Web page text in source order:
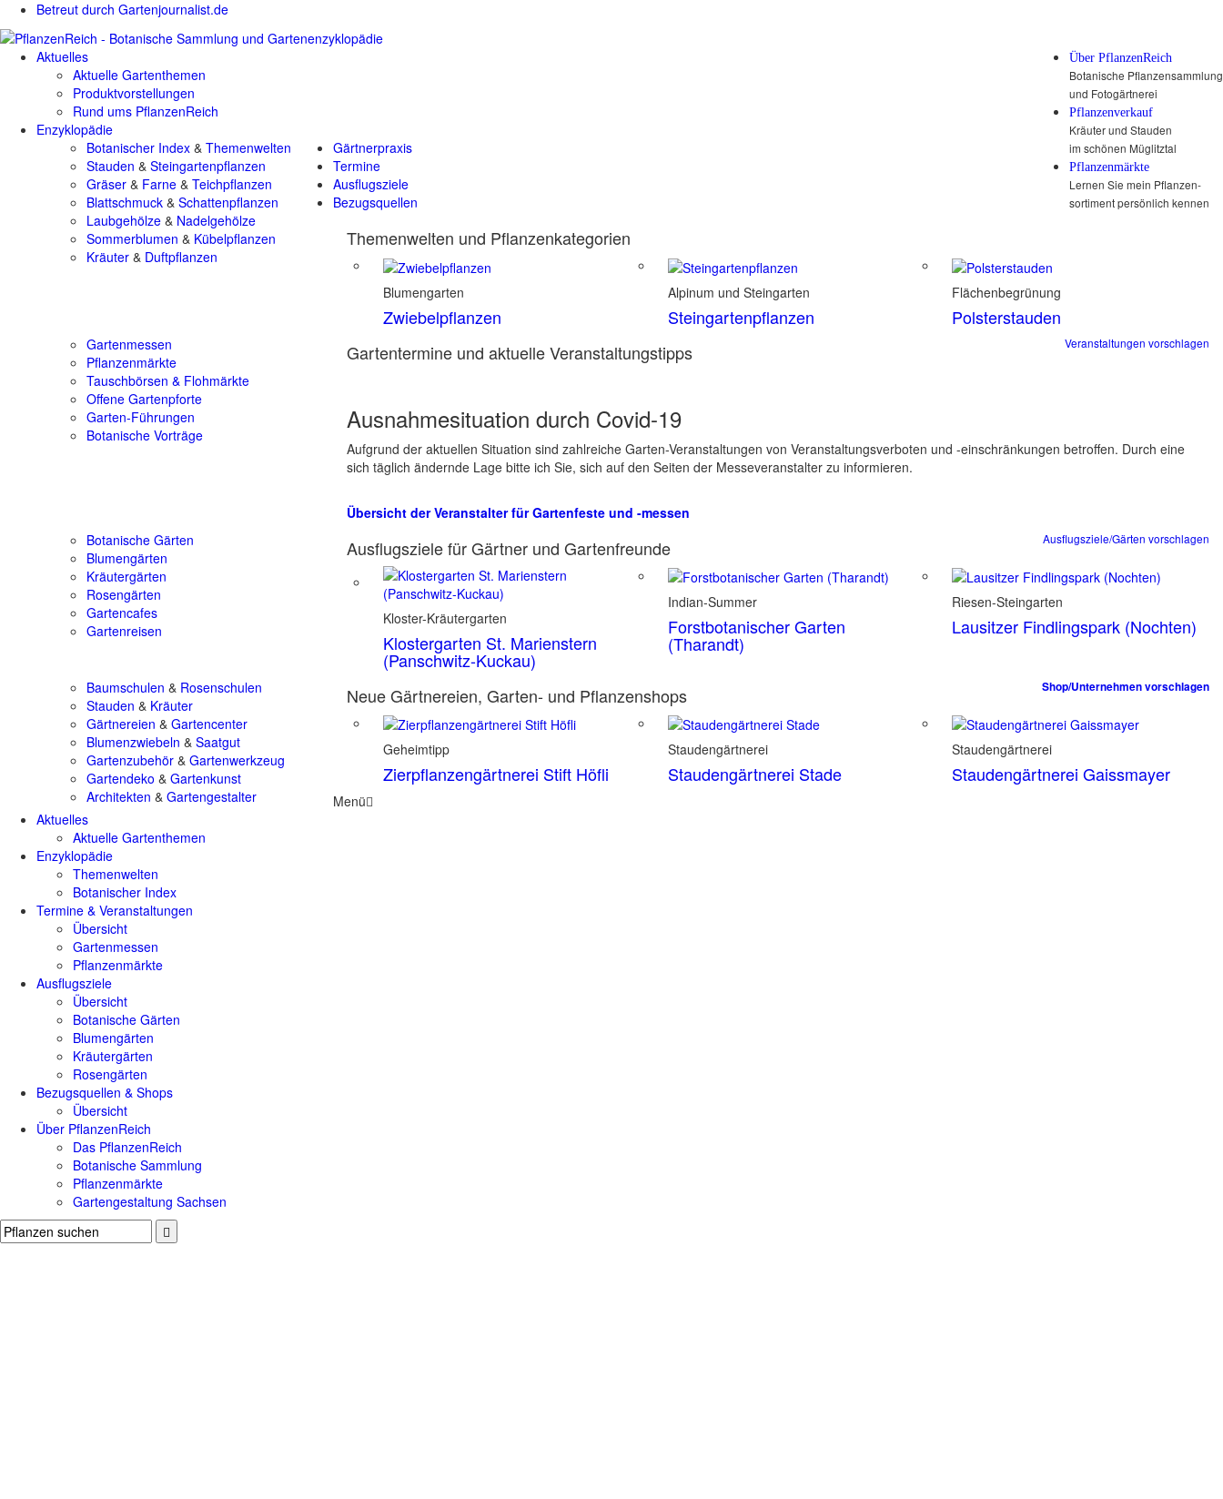
Betreut durch Gartenjournalist.de
Über PflanzenReich
Botanische Pflanzensammlung
und Fotogärtnerei
Pflanzenverkauf
Kräuter und Stauden
im schönen Müglitztal
Pflanzenmärkte
Lernen Sie mein Pflanzen-
sortiment persönlich kennen
Aktuelles
Aktuelle Gartenthemen
Produktvorstellungen
Rund ums PflanzenReich
Enzyklopädie
Botanischer Index & Themenwelten
Stauden & Steingartenpflanzen
Gräser & Farne & Teichpflanzen
Blattschmuck & Schattenpflanzen
Laubgehölze & Nadelgehölze
Sommerblumen & Kübelpflanzen
Kräuter & Duftpflanzen
Themenwelten und Pflanzenkategorien
Blumengarten
Zwiebelpflanzen
Alpinum und Steingarten
Steingartenpflanzen
Flächenbegrünung
Polsterstauden
Gärtnerpraxis
Termine
Gartenmessen
Pflanzenmärkte
Tauschbörsen & Flohmärkte
Offene Gartenpforte
Garten-Führungen
Botanische Vorträge
Veranstaltungen vorschlagen
Gartentermine und aktuelle Veranstaltungstipps
Ausnahmesituation durch Covid-19
Aufgrund der aktuellen Situation sind zahlreiche Garten-Veranstaltungen von Veranstaltungsverboten und -einschränkungen betroffen. Durch eine
sich täglich ändernde Lage bitte ich Sie, sich auf den Seiten der Messeveranstalter zu informieren.
Übersicht der Veranstalter für Gartenfeste und -messen
Ausflugsziele
Botanische Gärten
Blumengärten
Kräutergärten
Rosengärten
Gartencafes
Gartenreisen
Ausflugsziele/Gärten vorschlagen
Ausflugsziele für Gärtner und Gartenfreunde
Kloster-Kräutergarten
Klostergarten St. Marienstern
(Panschwitz-Kuckau)
Indian-Summer
Forstbotanischer Garten
(Tharandt)
Riesen-Steingarten
Lausitzer Findlingspark (Nochten)
Bezugsquellen
Baumschulen & Rosenschulen
Stauden & Kräuter
Gärtnereien & Gartencenter
Blumenzwiebeln & Saatgut
Gartenzubehör & Gartenwerkzeug
Gartendeko & Gartenkunst
Architekten & Gartengestalter
Shop/Unternehmen vorschlagen
Neue Gärtnereien, Garten- und Pflanzenshops
Geheimtipp
Zierpflanzengärtnerei Stift Höfli
Staudengärtnerei
Staudengärtnerei Stade
Staudengärtnerei
Staudengärtnerei Gaissmayer
Menü
Aktuelles
Aktuelle Gartenthemen
Enzyklopädie
Themenwelten
Botanischer Index
Termine & Veranstaltungen
Übersicht
Gartenmessen
Pflanzenmärkte
Ausflugsziele
Übersicht
Botanische Gärten
Blumengärten
Kräutergärten
Rosengärten
Bezugsquellen & Shops
Übersicht
Über PflanzenReich
Das PflanzenReich
Botanische Sammlung
Pflanzenmärkte
Gartengestaltung Sachsen